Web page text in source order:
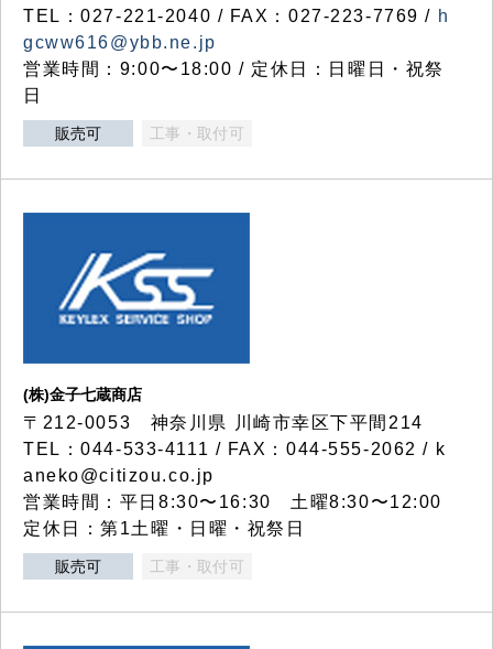
TEL：027-221-2040 / FAX：027-223-7769 / h
gcww616@ybb.ne.jp
営業時間：9:00〜18:00 / 定休日：日曜日・祝祭
日
販売可 工事・取付可
(株)金子七蔵商店
〒212-0053 神奈川県 川崎市幸区下平間214
TEL：044-533-4111 / FAX：044-555-2062 / k
aneko@citizou.co.jp
営業時間：平日8:30〜16:30 土曜8:30〜12:00
定休日：第1土曜・日曜・祝祭日
販売可 工事・取付可